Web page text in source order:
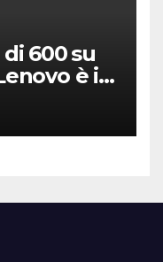
600 su
è il
a rate)